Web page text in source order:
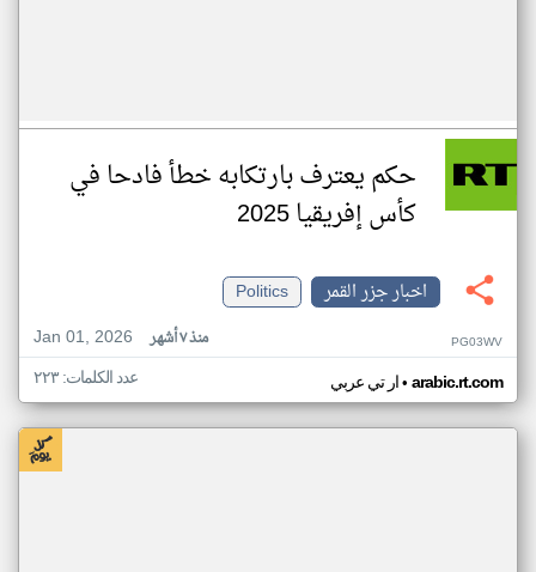
حكم يعترف بارتكابه خطأ فادحا في
كأس إفريقيا 2025
اخبار جزر القمر
Politics
Jan 01, 2026
منذ ٧ أشهر PG03WV
ار تي عربي• arabic.rt.com عدد الكلمات: ٢٢٣